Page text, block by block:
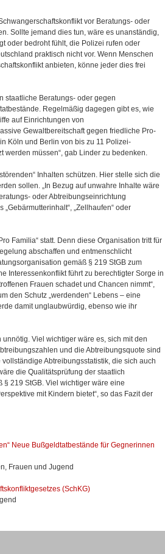
vor Beratungs- oder
Sollte jemand dies tun, wäre es unanständig,
oder bedroht fühlt, die Polizei rufen oder
praktisch nicht vor. Wenn Menschen
anbieten, könne jeder dies frei
staatliche Beratungs- oder gegen
Regelmäßig dagegen gibt es, wie
auf Einrichtungen von
Gewaltbereitschaft gegen friedliche Pro-
Köln und Berlin von bis zu 11 Polizei-
werden müssen“, gab Linder zu bedenken.
Inhalten schützen. Hier stelle sich die
sollen. „In Bezug auf unwahre Inhalte wäre
oder Abtreibungseinrichtung
„Zellhaufen“ oder
Familia“ statt. Denn diese Organisation tritt für
abschaffen und entmenschlicht
gemäß § 219 StGB zum
Interessenkonflikt führt zu berechtigter Sorge in
Frauen schadet und Chancen nimmt“,
den Schutz „werdenden“ Lebens – eine
damit unglaubwürdig, ebenso wie ihr
Viel wichtiger wäre es, sich mit den
und die Abtreibungsquote sind
Abtreibungsstatistik, die sich auch
die Qualitätsprüfung der staatlich
219 StGB. Viel wichtiger wäre eine
mit Kindern bietet“, so das Fazit der
Neue Bußgeldtatbestände für Gegnerinnen
Frauen und Jugend
(SchKG)